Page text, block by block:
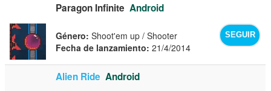
Paragon Infinite Android
SEGUIR
Género: Shoot'em up / Shooter
Fecha de lanzamiento: 21/4/2014
Alien Ride Android